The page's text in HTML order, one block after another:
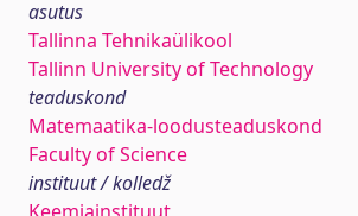
asutus
Tallinna Tehnikaülikool
Tallinn University of Technology
teaduskond
Matemaatika-loodusteaduskond
Faculty of Science
instituut / kolledž